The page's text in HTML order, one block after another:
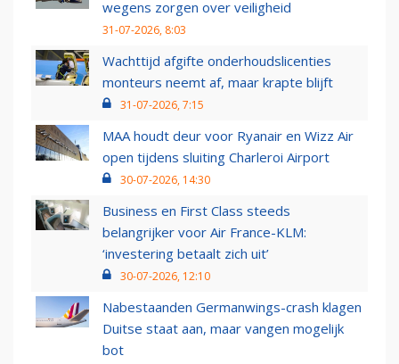
wegens zorgen over veiligheid
31-07-2026, 8:03
Wachttijd afgifte onderhoudslicenties
monteurs neemt af, maar krapte blijft
31-07-2026, 7:15
MAA houdt deur voor Ryanair en Wizz Air
open tijdens sluiting Charleroi Airport
30-07-2026, 14:30
Business en First Class steeds
belangrijker voor Air France-KLM:
‘investering betaalt zich uit’
30-07-2026, 12:10
Nabestaanden Germanwings-crash klagen
Duitse staat aan, maar vangen mogelijk
bot